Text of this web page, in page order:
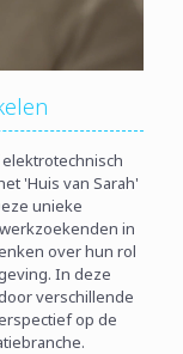
'Huis van Sarah'
unieke
in
over hun rol
In deze
verschillende
op de